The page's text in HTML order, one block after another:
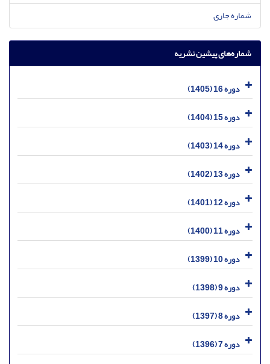
شماره جاری
شماره‌های پیشین نشریه
دوره 16 (1405)
دوره 15 (1404)
دوره 14 (1403)
دوره 13 (1402)
دوره 12 (1401)
دوره 11 (1400)
دوره 10 (1399)
دوره 9 (1398)
دوره 8 (1397)
دوره 7 (1396)